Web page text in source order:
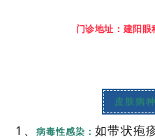
门诊地址：建阳
皮肤病
1、 病毒性感染：如带状疱